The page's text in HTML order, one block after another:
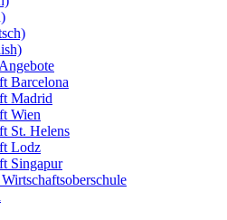
Barcelona
Madrid
Wien
St. Helens
Lodz
Singapur